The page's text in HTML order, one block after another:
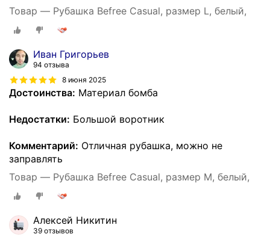
Товар — Рубашка Befree Casual, размер L, белый,
Иван Григорьев
94 отзыва
8 июня 2025
Достоинства: Материал бомба
Недостатки: Большой воротник
Комментарий: Отличная рубашка, можно не
заправлять
Товар — Рубашка Befree Casual, размер M, белый,
Алексей Никитин
39 отзывов